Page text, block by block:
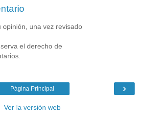
una vez revisado
el derecho de
›
Página Principal
Ver la versión web